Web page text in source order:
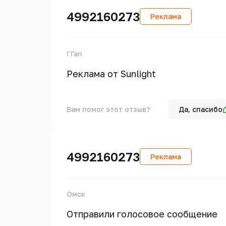
4992160273 Реклама
ГГап
Реклама от Sunlight
Вам помог этот отзыв? Да, спасибо
4992160273 Реклама
Омск
Отправили голосовое сообщение